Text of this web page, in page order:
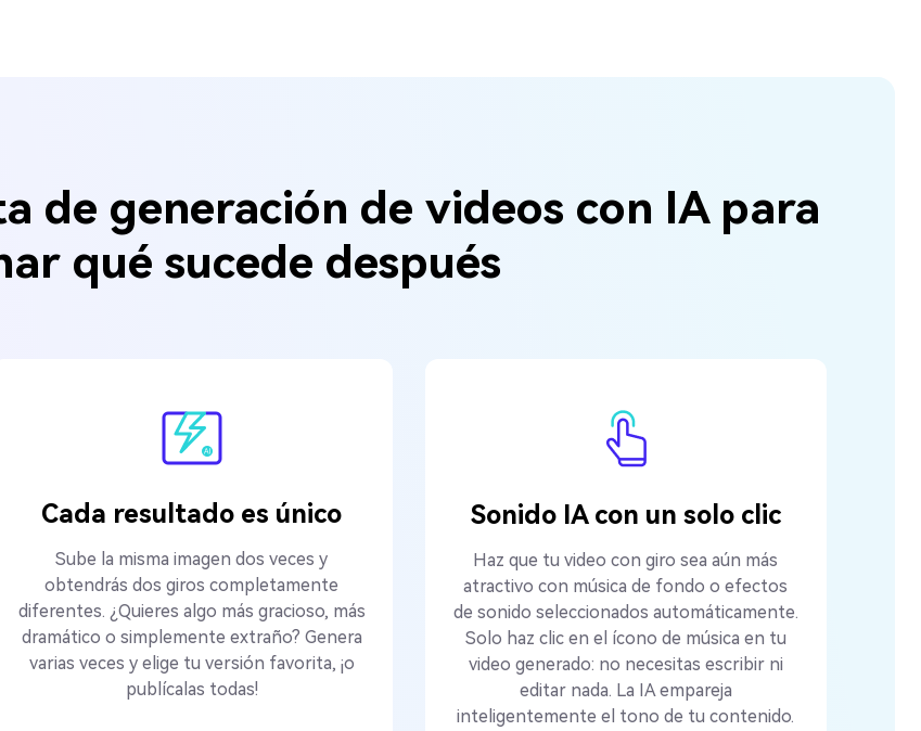
de generación de videos con IA para
qué sucede después
Cada resultado es único
Sube la misma imagen dos veces y
obtendrás dos giros completamente
diferentes. ¿Quieres algo más gracioso, más
dramático o simplemente extraño? Genera
varias veces y elige tu versión favorita, ¡o
publícalas todas!
Sonido IA con un solo clic
Haz que tu video con giro sea aún más
atractivo con música de fondo o efectos
de sonido seleccionados automáticamente.
Solo haz clic en el ícono de música en tu
video generado: no necesitas escribir ni
editar nada. La IA empareja
inteligentemente el tono de tu contenido.